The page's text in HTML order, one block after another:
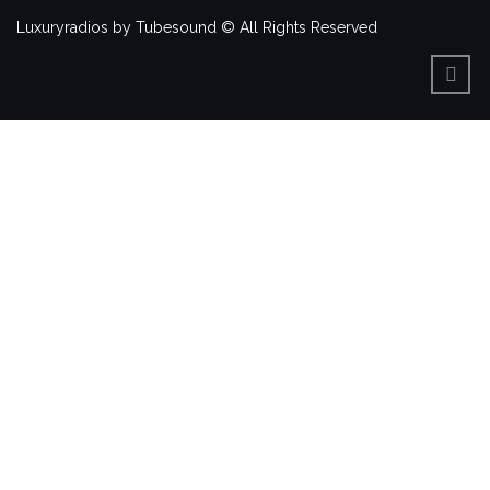
Luxuryradios by Tubesound © All Rights Reserved